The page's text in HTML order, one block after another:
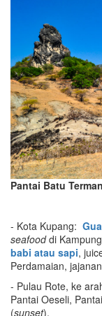
Pantai Batu
- Kota Kupang:
seafooddi
babi atau sapi,
Perdamaian,
- Pulau Rote, ke
Pantai Oeseli,
(sunset).